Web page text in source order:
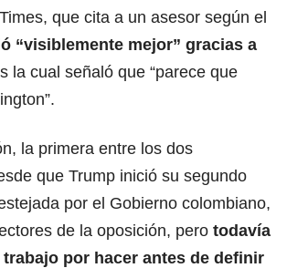
que cita a un asesor según el
“visiblemente mejor” gracias a
la cual señaló que “parece que
la primera entre los dos
que Trump inició su segundo
por el Gobierno colombiano,
de la oposición, pero todavía
por hacer antes de definir